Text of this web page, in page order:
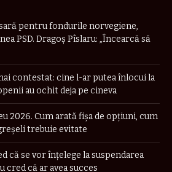
pentru fondurile norvegiene,
PSD. Dragoș Pîslaru: „Încearcă să
contestat: cine l-ar putea înlocui la
au ochit deja pe cineva
2026. Cum arată fișa de opțiuni, cum
trebuie evitate
că se vor înţelege la suspendarea
cred că ar avea succes